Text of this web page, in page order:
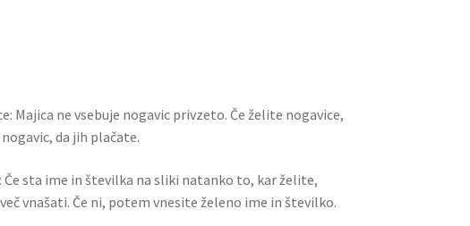
kMajica ne vsebuje nogavic privzeto. Če želite nogavice,
da jih plačate.
Če sta ime in številka na sliki natanko to, kar želite,
vnašati. Če ni, potem vnesite želeno ime in številko.